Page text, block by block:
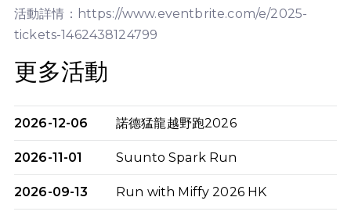
活動詳情：https://www.eventbrite.com/e/2025-
tickets-1462438124799
更多活動
2026-12-06 諾德猛龍越野跑2026
2026-11-01 Suunto Spark Run
2026-09-13 Run with Miffy 2026 HK